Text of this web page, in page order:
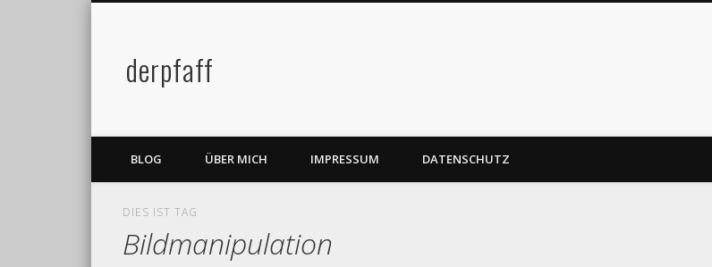
derpfaff
FacebookTwitter
BLOG ÜBER MICH IMPRESSUM DATENSCHUTZ
DIES IST TAG
Bildmanipulation